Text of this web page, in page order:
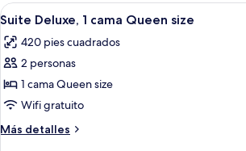
Abrir
todas
las
fotos
de
Suite
Deluxe,
1
Habitación
5
Suite Deluxe, 1 cama Queen size
420 pies cuadrados
2 personas
1 cama Queen size
Wifi gratuito
Más detalles
Más